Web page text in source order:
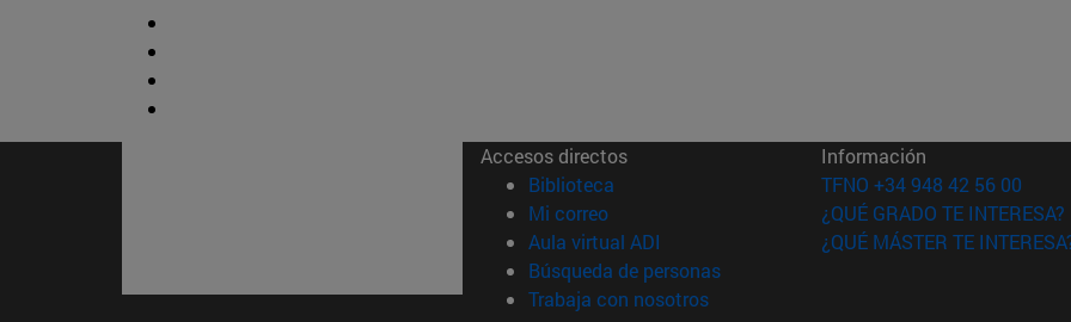
Accesos directos
Biblioteca (abre en nueva ventana)
Mi correo(abre en nueva ventana)
Aula virtual ADI (abre en nueva ventana)
Búsqueda de personas(abre en nueva ventana)
Trabaja con nosotros(abre en nueva ventana)
Información
TFNO +34 948 42 56 00
¿QUÉ GRADO TE INTERESA?
¿QUÉ MÁSTER TE